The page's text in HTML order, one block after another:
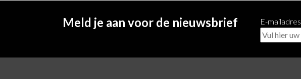
Meld je aan voor de nieuwsbrief E-mailadres